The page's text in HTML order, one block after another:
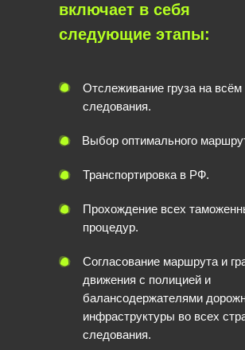
включает в себя
следующие этапы:
Отслеживание груза на всём
следования.
Прохождение всех
процедур.
Транспортировка в РФ.
Согласование маршрута и
движения с полицией и
балансодержателями
инфраструктуры во всех
следования.
Выбор оптимального